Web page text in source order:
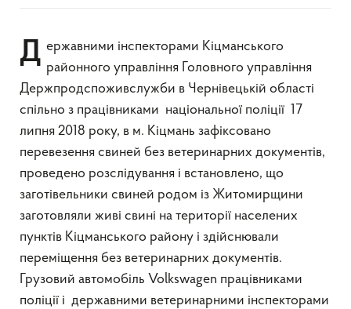
Державними інспекторами Кіцманського районного управління Головного управління
Держпродспоживслужби в Чернівецькій області
спільно з працівниками національної поліції 17
липня 2018 року, в м. Кіцмань зафіксовано
перевезення свиней без ветеринарних документів,
проведено розслідування і встановлено, що
заготівельники свиней родом із Житомирщини
заготовляли живі свині на території населених
пунктів Кіцманського району і здійснювали
переміщення без ветеринарних документів.
Грузовий автомобіль Volkswagen працівниками
поліції і державними ветеринарними інспекторами